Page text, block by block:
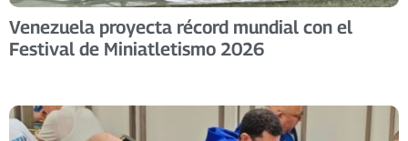
Venezuela proyecta récord mundial con el
Festival de Miniatletismo 2026